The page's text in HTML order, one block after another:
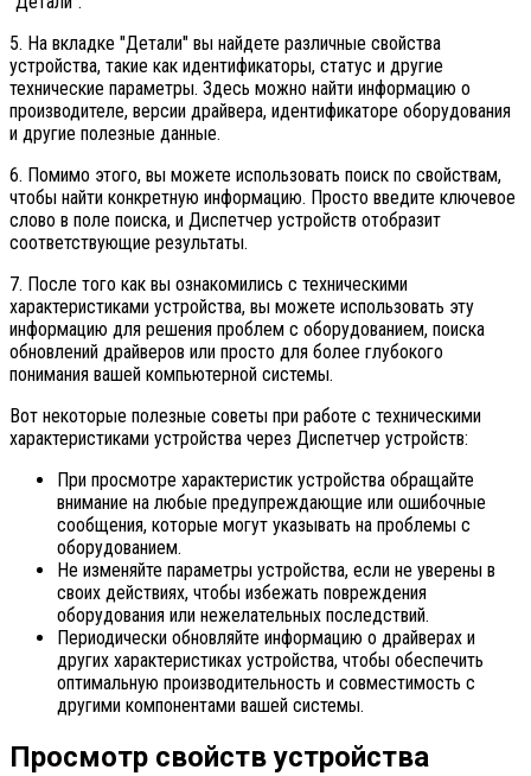
5. На вкладке "Детали" вы найдете различные свойства
устройства, такие как идентификаторы, статус и другие
технические параметры. Здесь можно найти информацию о
производителе, версии драйвера, идентификаторе оборудования
и другие полезные данные.
6. Помимо этого, вы можете использовать поиск по свойствам,
чтобы найти конкретную информацию. Просто введите ключевое
слово в поле поиска, и Диспетчер устройств отобразит
соответствующие результаты.
7. После того как вы ознакомились с техническими
характеристиками устройства, вы можете использовать эту
информацию для решения проблем с оборудованием, поиска
обновлений драйверов или просто для более глубокого
понимания вашей компьютерной системы.
Вот некоторые полезные советы при работе с техническими
характеристиками устройства через Диспетчер устройств:
При просмотре характеристик устройства обращайте
внимание на любые предупреждающие или ошибочные
сообщения, которые могут указывать на проблемы с
оборудованием.
Не изменяйте параметры устройства, если не уверены в
своих действиях, чтобы избежать повреждения
оборудования или нежелательных последствий.
Периодически обновляйте информацию о драйверах и
других характеристиках устройства, чтобы обеспечить
оптимальную производительность и совместимость с
другими компонентами вашей системы.
Просмотр свойств устройства